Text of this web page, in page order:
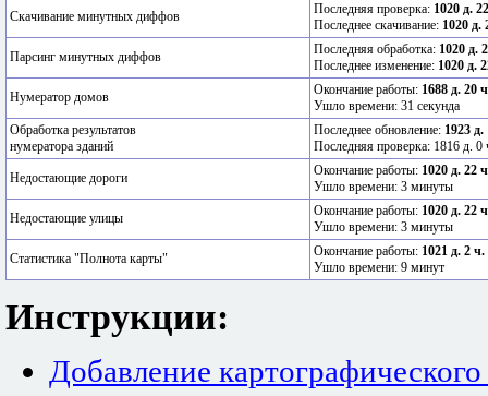
Скачивание минутных диффов Последняя проверка: 1020 д.
Последнее скачивание: 1020 д.
Парсинг минутных диффов Последняя обработка: 1020 д.
Последнее изменение: 1020 д.
Нумератор домов Окончание работы: 1688 д. 20
Ушло времени: 31 секунда
Обработка результатов
нумератора зданий
Последнее обновление: 1923 д.
Последняя проверка: 1816 д. 0
Недостающие дороги Окончание работы: 1020 д. 22
Ушло времени: 3 минуты
Недостающие улицы Окончание работы: 1020 д. 22
Ушло времени: 3 минуты
Статистика "Полнота карты" Окончание работы: 1021 д. 2 ч.
Ушло времени: 9 минут
Инструкции:
Добавление